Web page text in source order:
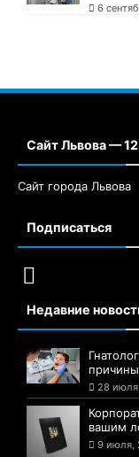
6
Сайт Львова —
Сайт города Львова
Подписаться
Недавние
28
вашим
9 июля,